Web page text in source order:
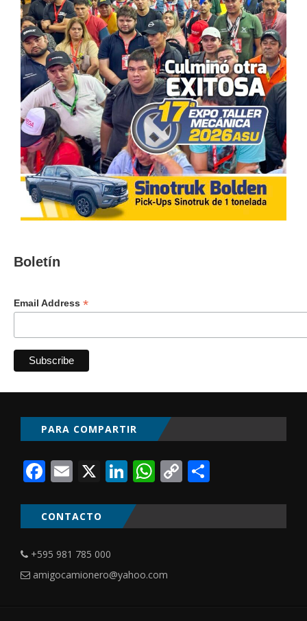
Boletín
Email Address *
PARA COMPARTIR
Facebook
Email
X LinkedIn
WhatsApp
Copy
CONTACTO
+595 981 785 000
amigocamionero@yahoo.com